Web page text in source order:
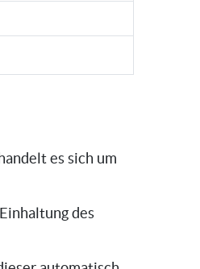
es sich um
des